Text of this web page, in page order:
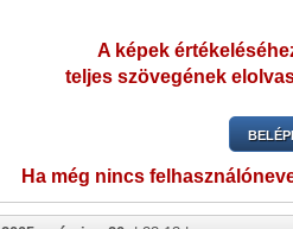
A képek
teljes szövegének
Ha még nincs